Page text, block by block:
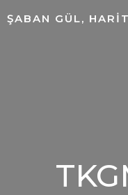
ŞABAN GÜL,